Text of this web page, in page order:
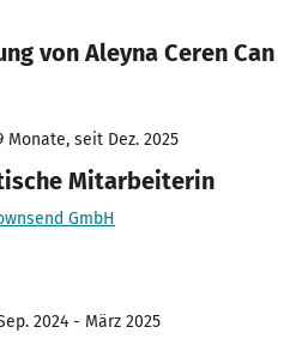
von Aleyna Ceren Can
Monate, seit Dez. 2025
Mitarbeiterin
GmbH
2024 - März 2025